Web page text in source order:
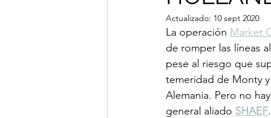
Actualizado: 10 sept 2020
La operación Market
de romper las líneas
pese al riesgo que
temeridad de Monty
Alemania. Pero no
general aliado SHAEF